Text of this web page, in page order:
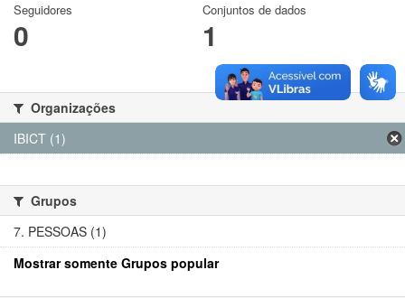
Seguidores
0
Conjuntos de dados
1
Organizações
IBICT (1)
Grupos
7. PESSOAS (1)
Mostrar somente Grupos popular